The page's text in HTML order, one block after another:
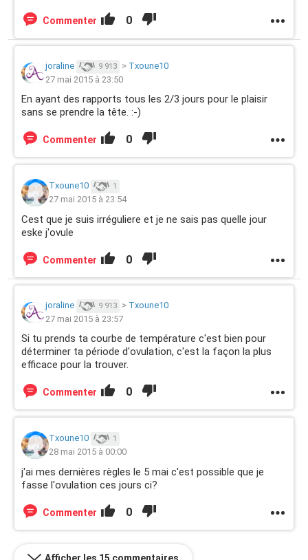
Commenter 0
joraline 9 913 > Txoune10
27 mai 2015 à 23:50
En ayant des rapports tous les 2/3 jours pour le plaisir
sans se prendre la tête. :-)
Commenter 0
Txoune10 1
27 mai 2015 à 23:54
Cest que je suis irréguliere et je ne sais pas quelle jour
eske j'ovule
Commenter 0
joraline 9 913 > Txoune10
27 mai 2015 à 23:57
Si tu prends ta courbe de température c'est bien pour
déterminer ta période d'ovulation, c'est la façon la plus
efficace pour la trouver.
Commenter 0
Txoune10 1
28 mai 2015 à 00:00
j'ai mes dernières règles le 5 mai c'est possible que je
fasse l'ovulation ces jours ci?
Commenter 0